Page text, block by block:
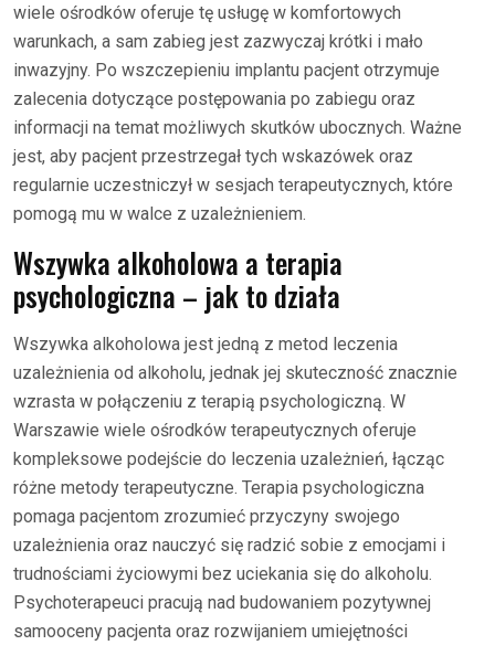
wiele ośrodków oferuje tę usługę w komfortowych
warunkach, a sam zabieg jest zazwyczaj krótki i mało
inwazyjny. Po wszczepieniu implantu pacjent otrzymuje
zalecenia dotyczące postępowania po zabiegu oraz
informacji na temat możliwych skutków ubocznych. Ważne
jest, aby pacjent przestrzegał tych wskazówek oraz
regularnie uczestniczył w sesjach terapeutycznych, które
pomogą mu w walce z uzależnieniem.
Wszywka alkoholowa a terapia
psychologiczna – jak to działa
Wszywka alkoholowa jest jedną z metod leczenia
uzależnienia od alkoholu, jednak jej skuteczność znacznie
wzrasta w połączeniu z terapią psychologiczną. W
Warszawie wiele ośrodków terapeutycznych oferuje
kompleksowe podejście do leczenia uzależnień, łącząc
różne metody terapeutyczne. Terapia psychologiczna
pomaga pacjentom zrozumieć przyczyny swojego
uzależnienia oraz nauczyć się radzić sobie z emocjami i
trudnościami życiowymi bez uciekania się do alkoholu.
Psychoterapeuci pracują nad budowaniem pozytywnej
samooceny pacjenta oraz rozwijaniem umiejętności